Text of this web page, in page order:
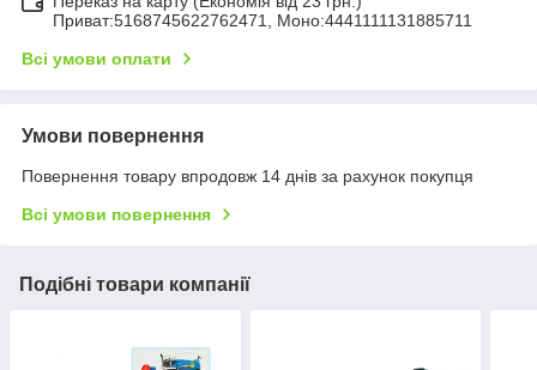
Приват:5168745622762471, Моно:4441111131885711
Всі умови оплати
Умови повернення
Повернення товару впродовж 14 днів за рахунок покупця
Всі умови повернення
Подібні товари компанії